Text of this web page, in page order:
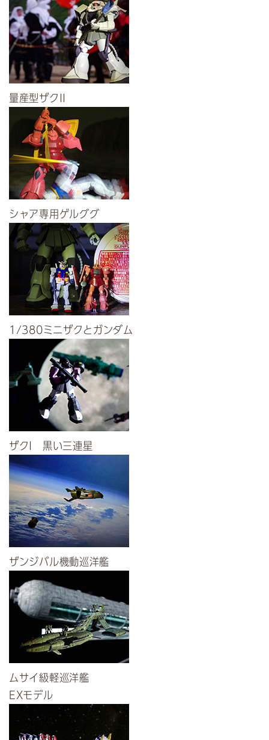
量産型ザクII
シャア専用ゲルググ
1/380ミニザクとガンダム
ザクI 黒い三連星
ザンジバル機動巡洋艦
ムサイ級軽巡洋艦
EXモデル